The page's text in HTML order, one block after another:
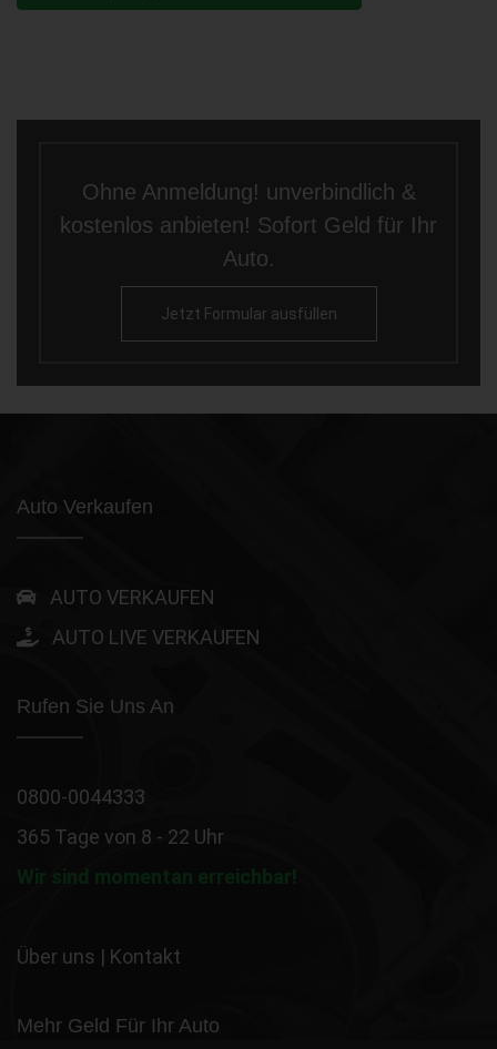
Ohne Anmeldung! unverbindlich &
kostenlos anbieten! Sofort Geld für Ihr
Auto.
Jetzt Formular ausfüllen
Auto Verkaufen
AUTO VERKAUFEN
AUTO LIVE VERKAUFEN
Rufen Sie Uns An
0800-0044333
365 Tage von 8 - 22 Uhr
Wir sind momentan erreichbar!
Über uns | Kontakt
Mehr Geld Für Ihr Auto